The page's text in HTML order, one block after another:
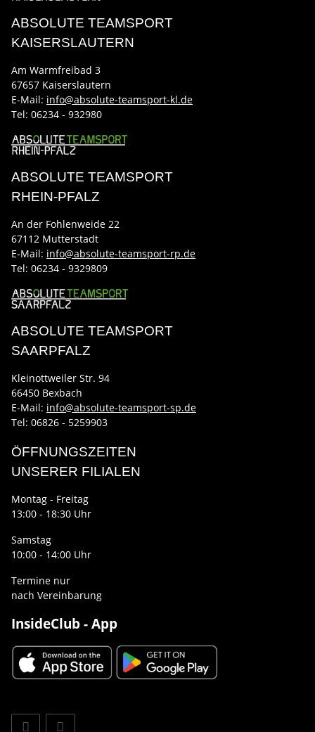
ABSOLUTE TEAMSPORT
KAISERSLAUTERN
Am Warmfreibad 3
67657 Kaiserslautern
E-Mail: info@absolute-teamsport-kl.de
Tel: 06234 - 932980
ABSOLUTE TEAMSPORT
RHEIN-PFALZ
An der Fohlenweide 22
67112 Mutterstadt
E-Mail: info@absolute-teamsport-rp.de
Tel: 06234 - 9329809
ABSOLUTE TEAMSPORT
SAARPFALZ
Kleinottweiler Str. 94
66450 Bexbach
E-Mail: info@absolute-teamsport-sp.de
Tel: 06826 - 5259903
ÖFFNUNGSZEITEN
UNSERER FILIALEN
Montag - Freitag
13:00 - 18:30 Uhr
Samstag
10:00 - 14:00 Uhr
Termine nur
nach Vereinbarung
InsideClub - App